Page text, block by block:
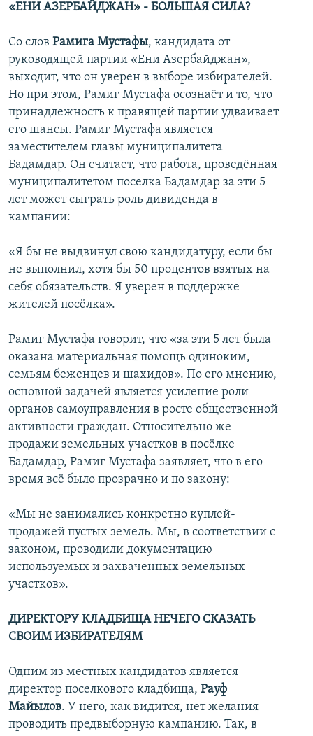
«ЕНИ АЗЕРБАЙДЖАН» - БОЛЬШАЯ СИЛА?
Со слов Рамига Мустафы, кандидата от
руководящей партии «Ени Азербайджан»,
выходит, что он уверен в выборе избирателей.
Но при этом, Рамиг Мустафа осознаёт и то, что
принадлежность к правящей партии удваивает
его шансы. Рамиг Мустафа является
заместителем главы муниципалитета
Бадамдар. Он считает, что работа, проведённая
муниципалитетом поселка Бадамдар за эти 5
лет может сыграть роль дивиденда в
кампании:
«Я бы не выдвинул свою кандидатуру, если бы
не выполнил, хотя бы 50 процентов взятых на
себя обязательств. Я уверен в поддержке
жителей посёлка».
Рамиг Мустафа говорит, что «за эти 5 лет была
оказана материальная помощь одиноким,
семьям беженцев и шахидов». По его мнению,
основной задачей является усиление роли
органов самоуправления в росте общественной
активности граждан. Относительно же
продажи земельных участков в посёлке
Бадамдар, Рамиг Мустафа заявляет, что в его
время всё было прозрачно и по закону:
«Мы не занимались конкретно куплей-
продажей пустых земель. Мы, в соответствии с
законом, проводили документацию
используемых и захваченных земельных
участков».
ДИРЕКТОРУ КЛАДБИЩА НЕЧЕГО СКАЗАТЬ
СВОИМ ИЗБИРАТЕЛЯМ
Одним из местных кандидатов является
директор поселкового кладбища, Рауф
Майылов. У него, как видится, нет желания
проводить предвыборную кампанию. Так, в